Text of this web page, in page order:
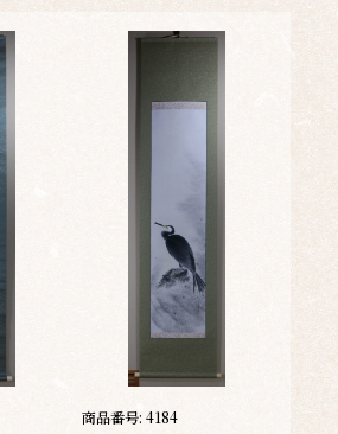
商品番号: 4184